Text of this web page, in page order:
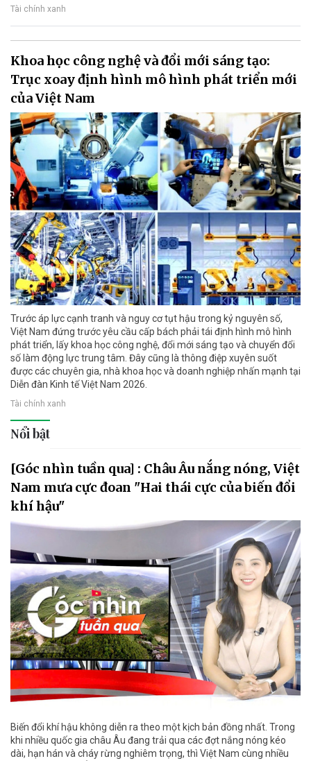
Tài chính xanh
Khoa học công nghệ và đổi mới sáng tạo:
Trục xoay định hình mô hình phát triển mới
của Việt Nam
Trước áp lực cạnh tranh và nguy cơ tụt hậu trong kỷ nguyên số,
Việt Nam đứng trước yêu cầu cấp bách phải tái định hình mô hình
phát triển, lấy khoa học công nghệ, đổi mới sáng tạo và chuyển đổi
số làm động lực trung tâm. Đây cũng là thông điệp xuyên suốt
được các chuyên gia, nhà khoa học và doanh nghiệp nhấn mạnh tại
Diễn đàn Kinh tế Việt Nam 2026.
Tài chính xanh
Nổi bật
[Góc nhìn tuần qua] : Châu Âu nắng nóng, Việt
Nam mưa cực đoan "Hai thái cực của biến đổi
khí hậu"
Biến đổi khí hậu không diễn ra theo một kịch bản đồng nhất. Trong
khi nhiều quốc gia châu Âu đang trải qua các đợt nắng nóng kéo
dài, hạn hán và cháy rừng nghiêm trọng, thì Việt Nam cùng nhiều